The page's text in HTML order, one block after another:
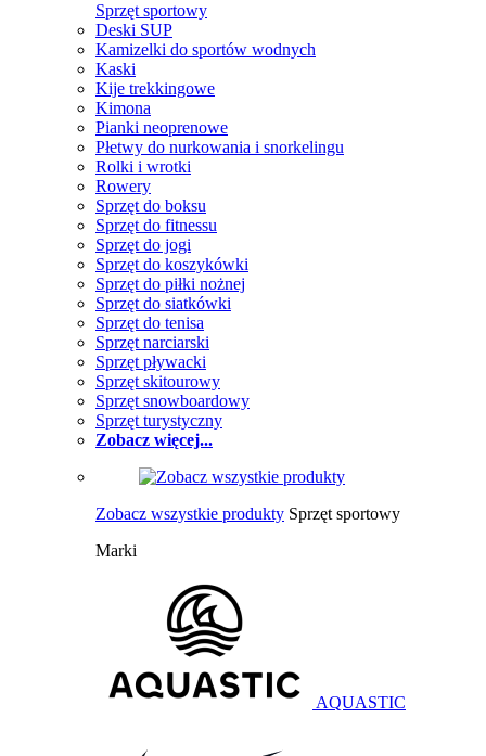
Sprzęt sportowy
Deski SUP
Kamizelki do sportów wodnych
Kaski
Kije trekkingowe
Kimona
Pianki neoprenowe
Płetwy do nurkowania i snorkelingu
Rolki i wrotki
Rowery
Sprzęt do boksu
Sprzęt do fitnessu
Sprzęt do jogi
Sprzęt do koszykówki
Sprzęt do piłki nożnej
Sprzęt do siatkówki
Sprzęt do tenisa
Sprzęt narciarski
Sprzęt pływacki
Sprzęt skitourowy
Sprzęt snowboardowy
Sprzęt turystyczny
Zobacz więcej...
Zobacz wszystkie produkty Sprzęt sportowy
Marki
AQUASTIC